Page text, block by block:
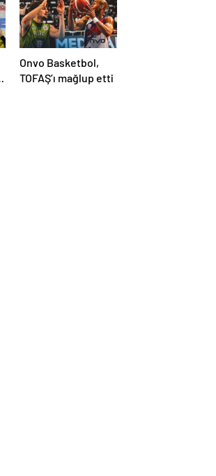
Onvo Basketbol,
TOFAŞ’ı mağlup etti